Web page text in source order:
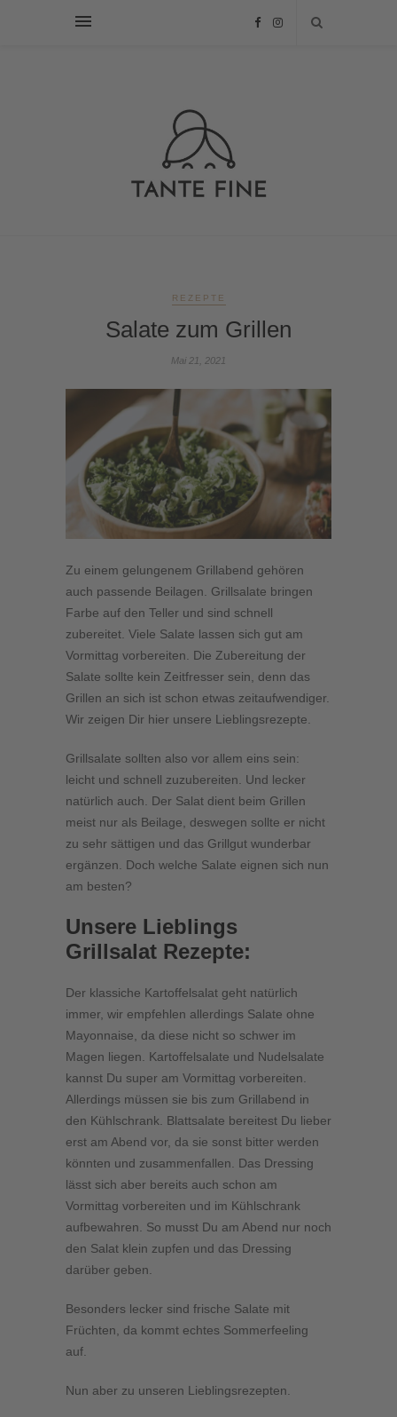
REZEPTE
Salate zum Grillen
Mai 21, 2021
Zu einem gelungenem Grillabend gehören
auch passende Beilagen. Grillsalate bringen
Farbe auf den Teller und sind schnell
zubereitet. Viele Salate lassen sich gut am
Vormittag vorbereiten. Die Zubereitung der
Salate sollte kein Zeitfresser sein, denn das
Grillen an sich ist schon etwas zeitaufwendiger.
Wir zeigen Dir hier unsere Lieblingsrezepte.
Grillsalate sollten also vor allem eins sein:
leicht und schnell zuzubereiten. Und lecker
natürlich auch. Der Salat dient beim Grillen
meist nur als Beilage, deswegen sollte er nicht
zu sehr sättigen und das Grillgut wunderbar
ergänzen. Doch welche Salate eignen sich nun
am besten?
Unsere Lieblings
Grillsalat Rezepte:
Der klassiche Kartoffelsalat geht natürlich
immer, wir empfehlen allerdings Salate ohne
Mayonnaise, da diese nicht so schwer im
Magen liegen. Kartoffelsalate und Nudelsalate
kannst Du super am Vormittag vorbereiten.
Allerdings müssen sie bis zum Grillabend in
den Kühlschrank. Blattsalate bereitest Du lieber
erst am Abend vor, da sie sonst bitter werden
könnten und zusammenfallen. Das Dressing
lässt sich aber bereits auch schon am
Vormittag vorbereiten und im Kühlschrank
aufbewahren. So musst Du am Abend nur noch
den Salat klein zupfen und das Dressing
darüber geben.
Besonders lecker sind frische Salate mit
Früchten, da kommt echtes Sommerfeeling
auf.
Nun aber zu unseren Lieblingsrezepten.